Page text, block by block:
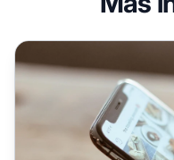
6 razones por las que